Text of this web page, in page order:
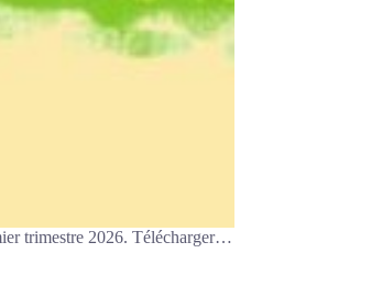
trimestre 2026. Télécharger…